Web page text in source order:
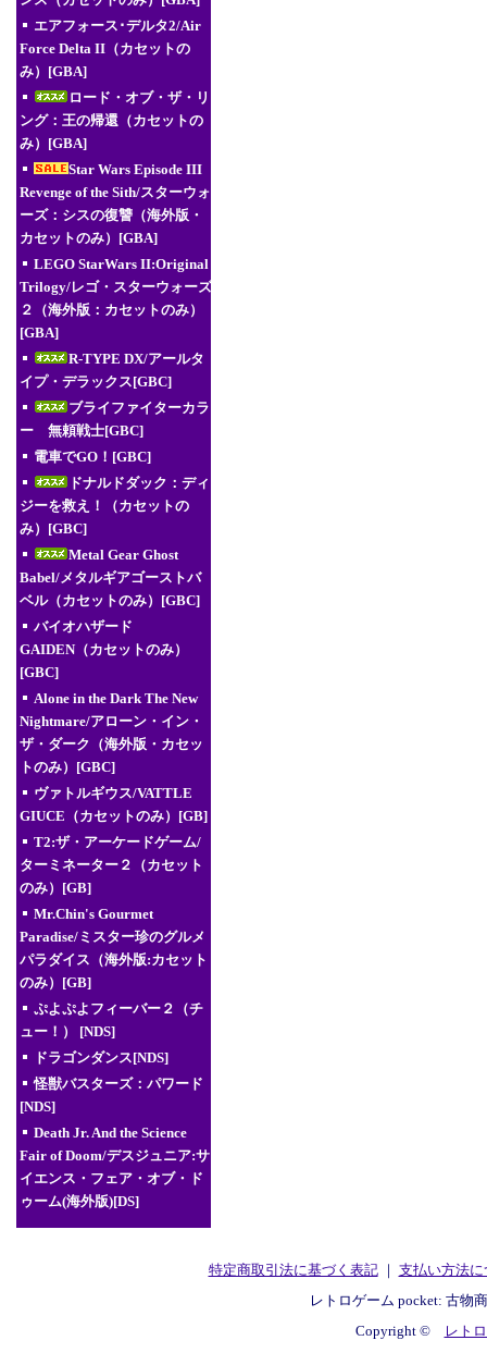
エアフォース･デルタ2/Air
Force Delta II（カセットの
み）[GBA]
ロード・オブ・ザ・リ
ング：王の帰還（カセットの
み）[GBA]
Star Wars Episode III
Revenge of the Sith/スターウォ
ーズ：シスの復讐（海外版・
カセットのみ）[GBA]
LEGO StarWars II:Original
Trilogy/レゴ・スターウォーズ
２（海外版：カセットのみ）
[GBA]
R-TYPE DX/アールタ
イプ・デラックス[GBC]
ブライファイターカラ
ー 無頼戦士[GBC]
電車でGO！[GBC]
ドナルドダック：ディ
ジーを救え！（カセットの
み）[GBC]
Metal Gear Ghost
Babel/メタルギアゴーストバ
ベル（カセットのみ）[GBC]
バイオハザード
GAIDEN（カセットのみ）
[GBC]
Alone in the Dark The New
Nightmare/アローン・イン・
ザ・ダーク（海外版・カセッ
トのみ）[GBC]
ヴァトルギウス/VATTLE
GIUCE（カセットのみ）[GB]
T2:ザ・アーケードゲーム/
ターミネーター２（カセット
のみ）[GB]
Mr.Chin's Gourmet
Paradise/ミスター珍のグルメ
パラダイス（海外版:カセット
のみ）[GB]
ぷよぷよフィーバー２（チ
ュー！） [NDS]
ドラゴンダンス[NDS]
怪獣バスターズ：パワード
[NDS]
Death Jr. And the Science
Fair of Doom/デスジュニア:サ
イエンス・フェア・オブ・ド
ゥーム(海外版)[DS]
特定商取引法に基づく表記｜ 支払い方法に
レトロゲーム pocket: 古物
Copyright ©
レト